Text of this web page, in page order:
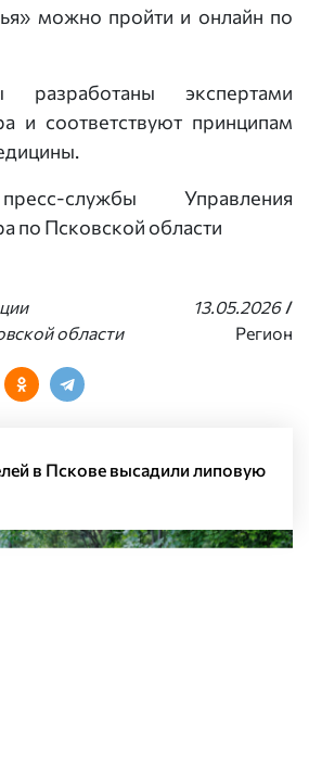
можно пройти и онлайн по
разработаны экспертами
и соответствуют принципам
службы Управления
по Псковской области
области
13.05.2026 /
Регион
в Пскове высадили липовую